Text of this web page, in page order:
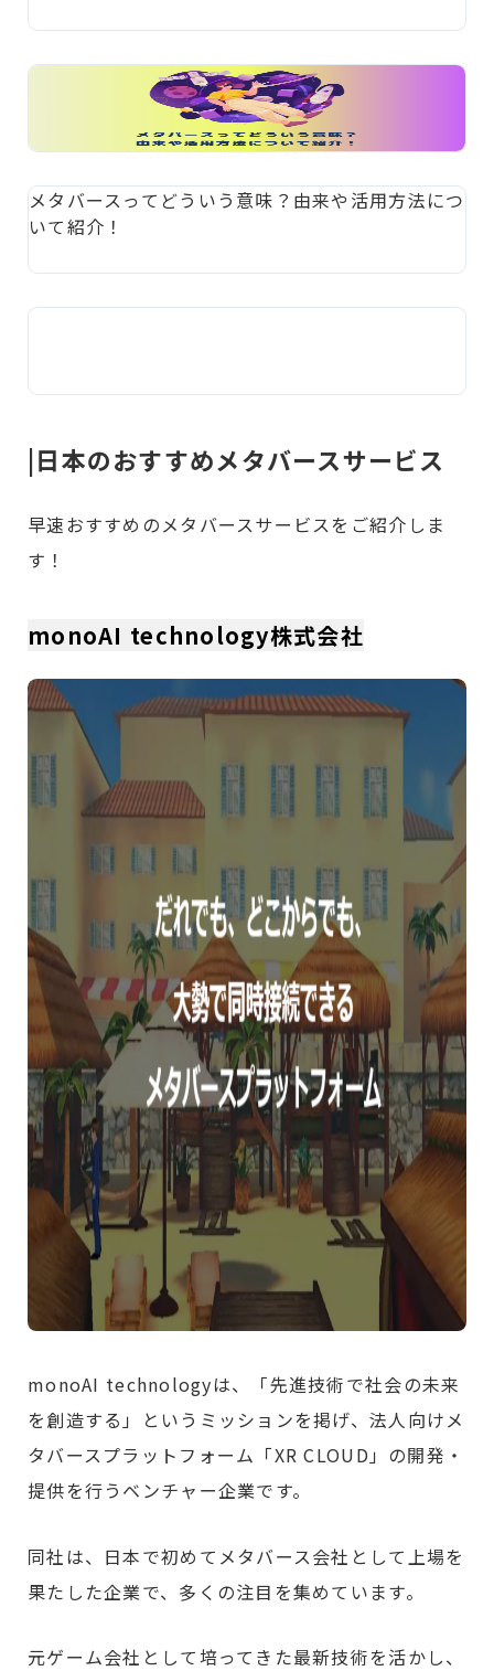
メタバースってどういう意味？由来や活用方法につ
いて紹介！
|日本のおすすめメタバースサービス
早速おすすめのメタバースサービスをご紹介しま
す！
monoAI technology株式会社
monoAI technologyは、「先進技術で社会の未来
を創造する」というミッションを掲げ、法人向けメ
タバースプラットフォーム「XR CLOUD」の開発・
提供を行うベンチャー企業です。
同社は、日本で初めてメタバース会社として上場を
果たした企業で、多くの注目を集めています。
元ゲーム会社として培ってきた最新技術を活かし、